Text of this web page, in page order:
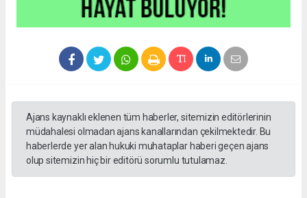
Ajans kaynaklı eklenen tüm haberler, sitemizin editörlerinin
müdahalesi olmadan ajans kanallarından çekilmektedir. Bu
haberlerde yer alan hukuki muhataplar haberi geçen ajans
olup sitemizin hiç bir editörü sorumlu tutulamaz.